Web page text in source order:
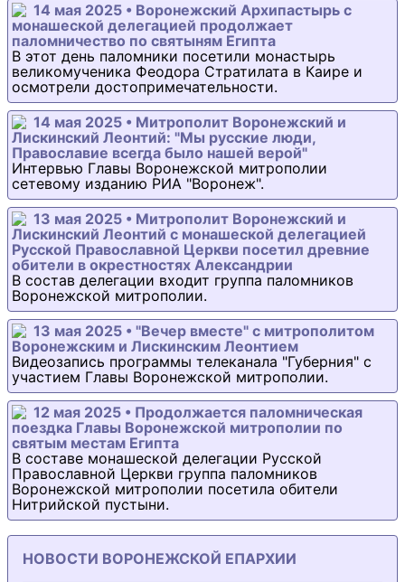
14 мая 2025 • Воронежский Архипастырь с
монашеской делегацией продолжает
паломничество по святыням Египта
В этот день паломники посетили монастырь
великомученика Феодора Стратилата в Каире и
осмотрели достопримечательности.
14 мая 2025 • Митрополит Воронежский и
Лискинский Леонтий: "Мы русские люди,
Православие всегда было нашей верой"
Интервью Главы Воронежской митрополии
сетевому изданию РИА "Воронеж".
13 мая 2025 • Митрополит Воронежский и
Лискинский Леонтий с монашеской делегацией
Русской Православной Церкви посетил древние
обители в окрестностях Александрии
В состав делегации входит группа паломников
Воронежской митрополии.
13 мая 2025 • "Вечер вместе" с митрополитом
Воронежским и Лискинским Леонтием
Видеозапись программы телеканала "Губерния" с
участием Главы Воронежской митрополии.
12 мая 2025 • Продолжается паломническая
поездка Главы Воронежской митрополии по
святым местам Египта
В составе монашеской делегации Русской
Православной Церкви группа паломников
Воронежской митрополии посетила обители
Нитрийской пустыни.
НОВОСТИ ВОРОНЕЖСКОЙ ЕПАРХИИ